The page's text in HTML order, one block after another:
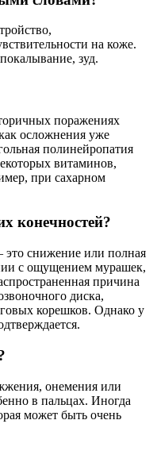
на коже.
зуд.
поражениях
осложнения уже
полинейропатия
витаминов,
при сахарном
конечностей?
снижение или полная
с ощущением мурашек,
причина
диска,
корешков. Однако у
онемения или
в пальцах. Иногда
может быть очень